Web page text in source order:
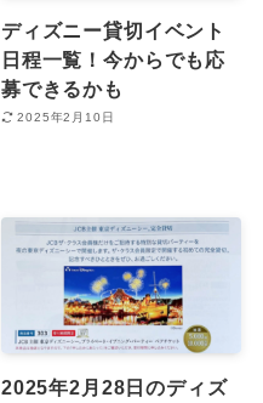
ディズニー貸切イベント
日程一覧！今からでも応
募できるかも
2025年2月10日
2025年2月28日のディズ